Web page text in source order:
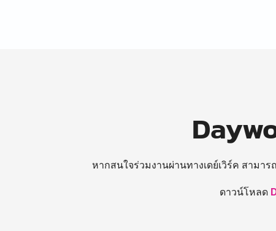
หากสนใจร่วมงานผ่านทางเดย์เวิร์ค สามา
ดาวน์โหลด